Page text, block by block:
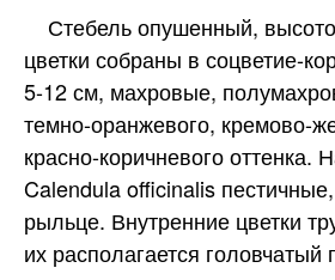
Стебель опушенный,
цветки собраны в соцветие-
5-12 см, махровые,
темно-оранжевого, кремово-
красно-коричневого оттенка.
Calendula officinalis
рыльце. Внутренние цветки
их располагается головчатый